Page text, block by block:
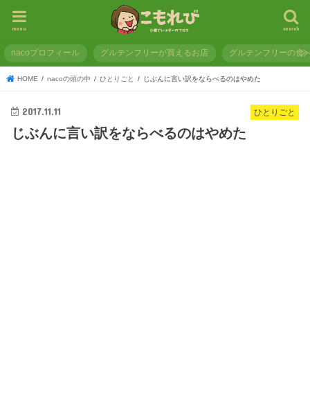
search
menu
nacoプロフィール グルテンフリーが買えるお店 グルテンフリーの食
HOME nacoの頭の中 ひとりごと じぶんに言い訳をならべるのはやめた
ひとりごと
2017.11.11
じぶんに言い訳をならべるのはやめた